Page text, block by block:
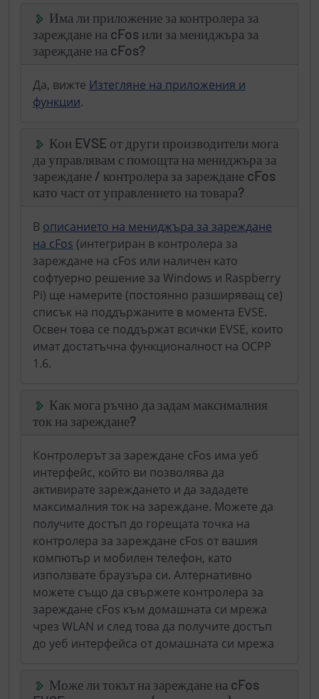
Има ли приложение за контролера за
зареждане на cFos или за мениджъра за
зареждане на cFos?
Да, вижте Изтегляне на приложения и
функции.
Кои EVSE от други производители мога
да управлявам с помощта на мениджъра за
зареждане / контролера за зареждане cFos
като част от управлението на товара?
В описанието на мениджъра за зареждане
на cFos (интегриран в контролера за
зареждане на cFos или наличен като
софтуерно решение за Windows и Raspberry
Pi) ще намерите (постоянно разширяващ се)
списък на поддържаните в момента EVSE.
Освен това се поддържат всички EVSE, които
имат достатъчна функционалност на OCPP
1.6.
Как мога ръчно да задам максималния
ток на зареждане?
Контролерът за зареждане cFos има уеб
интерфейс, който ви позволява да
активирате зареждането и да зададете
максималния ток на зареждане. Можете да
получите достъп до горещата точка на
контролера за зареждане cFos от вашия
компютър и мобилен телефон, като
използвате браузъра си. Алтернативно
можете също да свържете контролера за
зареждане cFos към домашната си мрежа
чрез WLAN и след това да получите достъп
до уеб интерфейса от домашната си мрежа
Може ли токът на зареждане на cFos